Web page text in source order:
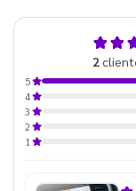
2
5
4
3
2
1